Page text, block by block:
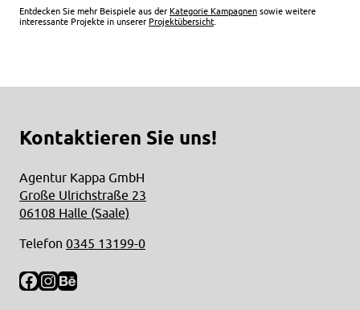
Entdecken Sie mehr Beispiele aus der Kategorie Kampagnen sowie weitere
interessante Projekte in unserer Projektübersicht
Kontaktieren Sie uns!
Agentur Kappa GmbH
Große Ulrichstraße 23
06108 Halle (Saale)
Telefon 0345 13199-0
Facebook
Instagram
Behance